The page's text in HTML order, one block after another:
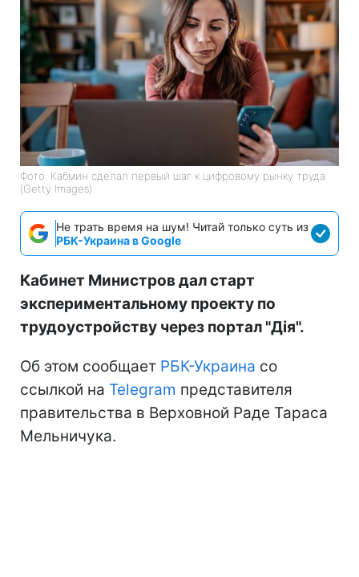
Фото: Кабмин сделал первый шаг к цифровому рынку труда
(Getty Images)
Не трать время на шум! Читай только суть из
РБК-Украина в Google
Кабинет Министров дал старт
экспериментальному проекту по
трудоустройству через портал "Дія".
Об этом сообщает РБК-Украина со
ссылкой на Telegram представителя
правительства в Верховной Раде Тараса
Мельничука.